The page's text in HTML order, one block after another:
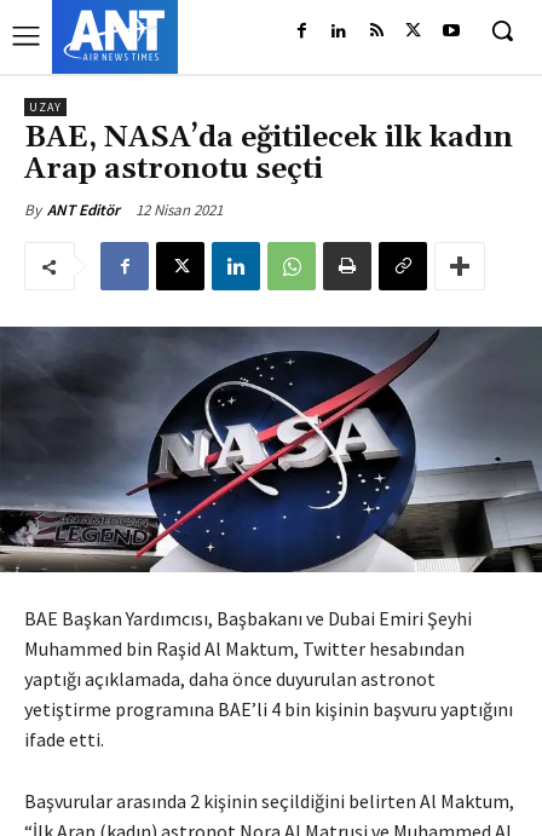
UZAY
BAE, NASA’da eğitilecek ilk kadın
Arap astronotu seçti
By ANT Editör 12 Nisan 2021
BAE Başkan Yardımcısı, Başbakanı ve Dubai Emiri Şeyhi
Muhammed bin Raşid Al Maktum, Twitter hesabından
yaptığı açıklamada, daha önce duyurulan astronot
yetiştirme programına BAE’li 4 bin kişinin başvuru yaptığını
ifade etti.
Başvurular arasında 2 kişinin seçildiğini belirten Al Maktum,